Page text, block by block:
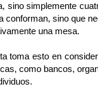
sino simplemente
conforman, sino que
una mesa.
toma esto en
como bancos,